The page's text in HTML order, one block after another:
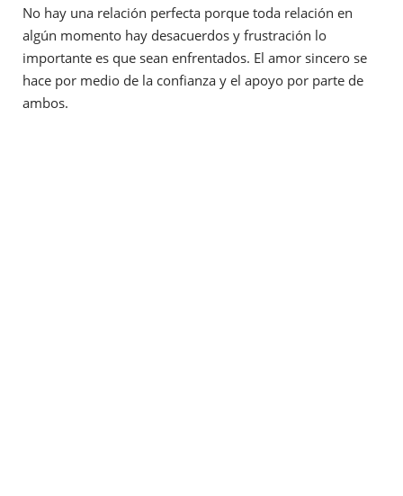
No hay una relación perfecta porque toda relación en
algún momento hay desacuerdos y frustración lo
importante es que sean enfrentados. El amor sincero se
hace por medio de la confianza y el apoyo por parte de
ambos.